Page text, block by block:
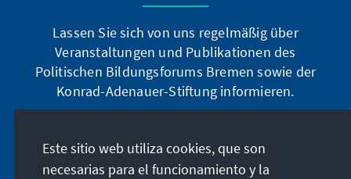
Lassen Sie sich von uns regelmäßig über
Veranstaltungen und Publikationen des
Politischen Bildungsforums Bremen sowie der
Konrad-Adenauer-Stiftung informieren.
Este sitio web utiliza cookies, que son
necesarias para el funcionamiento y la